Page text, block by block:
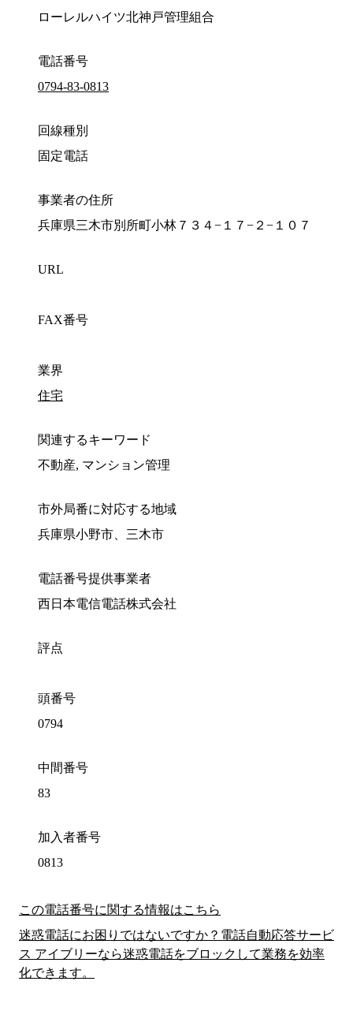
ローレルハイツ北神戸管理組合
電話番号
0794-83-0813
回線種別
固定電話
事業者の住所
兵庫県三木市別所町小林７３４−１７−２−１０７
URL
FAX番号
業界
住宅
関連するキーワード
不動産, マンション管理
市外局番に対応する地域
兵庫県小野市、三木市
電話番号提供事業者
西日本電信電話株式会社
評点
頭番号
0794
中間番号
83
加入者番号
0813
この電話番号に関する情報はこちら
迷惑電話にお困りではないですか？電話自動応答サービ
ス アイブリーなら迷惑電話をブロックして業務を効率
化できます。